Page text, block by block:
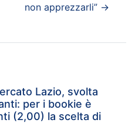
non apprezzarli” →
Lazio, svolta
per i bookie è
(2,00) la scelta di